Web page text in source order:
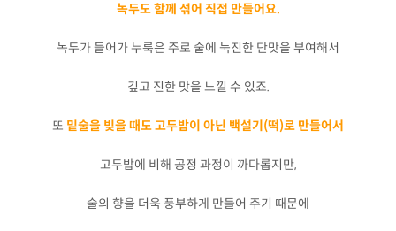
녹두도 함께 섞어 직접 만들어요.
녹두가 들어가 누룩은 주로 술에 눅진한 단맛을 부여해서
깊고 진한 맛을 느낄 수 있죠.
또 밑술을 빚을 때도 고두밥이 아닌 백설기(떡)로 만들어서
고두밥에 비해 공정 과정이 까다롭지만,
술의 향을 더욱 풍부하게 만들어 주기 때문에